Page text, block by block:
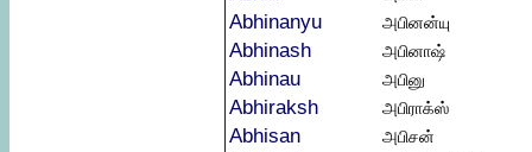
Abhinanyu அபினன்யு
Abhinash அபினாஷ்
Abhinau அபினு
Abhiraksh அபிராக்ஸ்
Abhisan அபிசன்